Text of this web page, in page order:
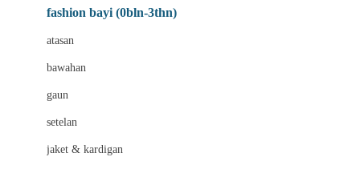
Blooming Marvellous
Bravado
Buds Organics
fashion bayi (0bln-3thn)
atasan
bawahan
gaun
setelan
jaket & kardigan